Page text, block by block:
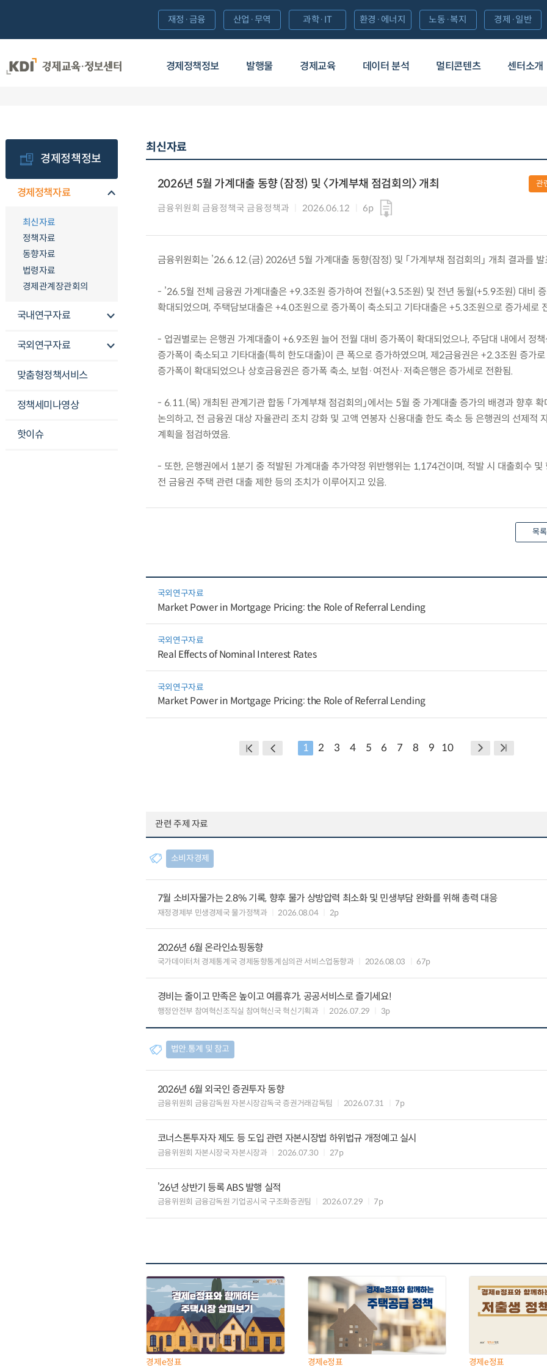
경제정책정보 발행물 경제교육 데이터 분석 멀티콘텐츠 센터소개
재정·금융 산업·무역 과학·IT 환경·에너지 노동·복지 경제·일반
경제정책정보
경제정책자료
최신자료
정책자료
동향자료
법령자료
경제관계장관회의
국내연구자료
국외연구자료
맞춤형정책서비스
정책세미나영상
핫이슈
최신자료
2026년 5월 가계대출 동향 (잠정) 및 〈가계부채 점검회의〉 개최
금융위원회 금융정책국 금융정책과 2026.06.12 6p
관
금융위원회는 ’26.6.12.(금) 2026년 5월 가계대출 동향(잠정) 및 「가계부채 점검회의」 개최 결과를 발
- ’26.5월 전체 금융권 가계대출은 +9.3조원 증가하여 전월(+3.5조원) 및 전년 동월(+5.9조원) 대비 증
확대되었으며, 주택담보대출은 +4.0조원으로 증가폭이 축소되고 기타대출은 +5.3조원으로 증가세로
- 업권별로는 은행권 가계대출이 +6.9조원 늘어 전월 대비 증가폭이 확대되었으나, 주담대 내에서 정
증가폭이 축소되고 기타대출(특히 한도대출)이 큰 폭으로 증가하였으며, 제2금융권은 +2.3조원 증가로
증가폭이 확대되었으나 상호금융권은 증가폭 축소, 보험·여전사·저축은행은 증가세로 전환됨.
- 6.11.(목) 개최된 관계기관 합동 「가계부채 점검회의」에서는 5월 중 가계대출 증가의 배경과 향후 확
논의하고, 전 금융권 대상 자율관리 조치 강화 및 고액 연봉자 신용대출 한도 축소 등 은행권의 선제적
계획을 점검하였음.
- 또한, 은행권에서 1분기 중 적발된 가계대출 추가약정 위반행위는 1,174건이며, 적발 시 대출회수 및
전 금융권 주택 관련 대출 제한 등의 조치가 이루어지고 있음.
목록
국외연구자료
Market Power in Mortgage Pricing: the Role of Referral Lending
국외연구자료
Real Effects of Nominal Interest Rates
국외연구자료
Market Power in Mortgage Pricing: the Role of Referral Lending
1 2 3 4 5 6 7 8 9 10
관련 주제 자료
소비자경제
7월 소비자물가는 2.8% 기록, 향후 물가 상방압력 최소화 및 민생부담 완화를 위해 총력 대응
재정경제부 민생경제국 물가정책과 2026.08.04 2p
2026년 6월 온라인쇼핑동향
국가데이터처 경제통계국 경제동향통계심의관 서비스업동향과 2026.08.03 67p
경비는 줄이고 만족은 높이고 여름휴가, 공공서비스로 즐기세요!
행정안전부 참여혁신조직실 참여혁신국 혁신기획과 2026.07.29 3p
법안.통계 및 참고
2026년 6월 외국인 증권투자 동향
금융위원회 금융감독원 자본시장감독국 증권거래감독팀 2026.07.31 7p
코너스톤투자자 제도 등 도입 관련 자본시장법 하위법규 개정예고 실시
금융위원회 자본시장국 자본시장과 2026.07.30 27p
’26년 상반기 등록 ABS 발행 실적
금융위원회 금융감독원 기업공시국 구조화증권팀 2026.07.29 7p
경제e정표 경제e정표 경제e정표